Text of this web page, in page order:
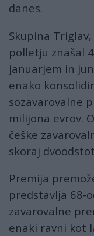
danes.
Skupina
polletju znašal
januarjem in
enako
sozavarovalne
milijona evrov.
češke
skoraj
Premija
predstavlja 68-
zavarovalne
enaki ravni kot